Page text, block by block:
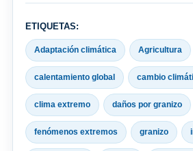
ETIQUETAS:
Adaptación climática Agricultura
calentamiento global cambio
clima extremo daños por granizo
fenómenos extremos granizo